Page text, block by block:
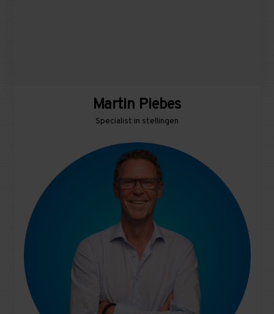
Martin Piebes
Specialist in stellingen